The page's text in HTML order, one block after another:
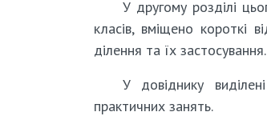
У другому розділі
класів, вміщено короткі
ділення та їх
У довіднику
практичних занять.